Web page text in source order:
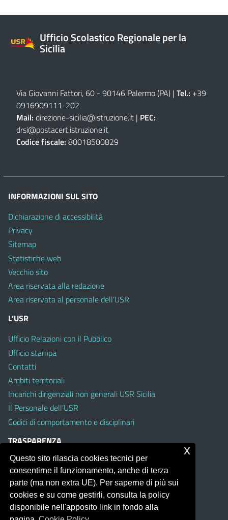
Ufficio Scolastico Regionale per la
Sicilia
Via Giovanni Fattori, 60 - 90146 Palermo (PA) | Tel.: +39
0916909111-202
Mail: direzione-sicilia@istruzione.it | PEC:
drsi@postacert.istruzione.it
Codice fiscale: 80018500829
INFORMAZIONI SUL SITO
Dichiarazione di accessibilità
Privacy
Sitemap
Statistiche web
Vecchio sito
Area riservata alla redazione
Area riservata al personale dell’USR
L’USR
Ufficio Relazioni con il Pubblico
Ufficio stampa
Contatti
Ambiti territoriali
Incarichi dirigenziali non generali USR Sicilia
Il Personale dell’USR
Codici di comportamento e disciplinari
TRASPARENZA
Albo on line
Amministrazione Trasparente
Pubblici proclami
PTPCT per le Istituzioni scolastiche della Sicilia
Whistleblowing
Questo sito rilascia cookies tecnici per
consentirne il funzionamento, anche di terza
parte (ma non extra UE). Per saperne di più sui
cookies e su come gestirli, consulta la policy
disponibile nell'apposito link in fondo alla
x